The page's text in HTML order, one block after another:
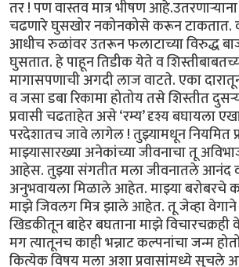
तर ! पण वास्तव मात्र भीषण
चढणारे घुसखोर नकोनकोसे करून टाकतात.
आधीच रुळांवर उतरून फलाटाच्या विरुद्ध
घुसतात. हे पाहून तिडीक येते व
मागासपणाची अगदी लाज वाटते. एका
व जसा डबा रिकामा होतोय तसे शिस्तीत
प्रवासी चढताहेत असे ‘रम्य’ दृश्य बघायला
परदेशातच जावे लागेल ! तुझ्यामधून नियमित
माझ्यासारख्या अनेकांच्या जीवनाचा तू
आहेस. तुझ्या संगतीत मला जीवनातले आनंद व
अनुभवायला मिळाले आहेत. माझ्या बरोबरचे
माझे जिवलग मित्र झाले आहेत. तू जेव्हा
खिडकीतून बाहेर बघताना माझे विचारचक्रही
मग त्यातूनच काही भन्नाट कल्पनांचा जन्म
कित्येक विषय मला अशा प्रवासांमध्ये सुचले